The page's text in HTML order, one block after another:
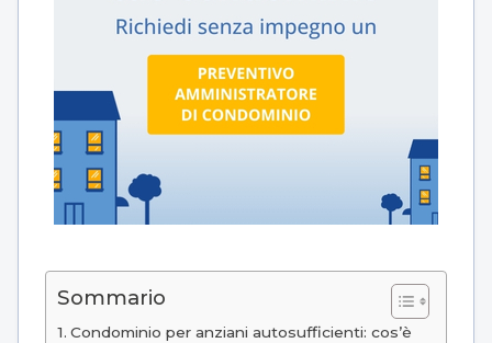
Sommario
Condominio per anziani autosufficienti: cos’è